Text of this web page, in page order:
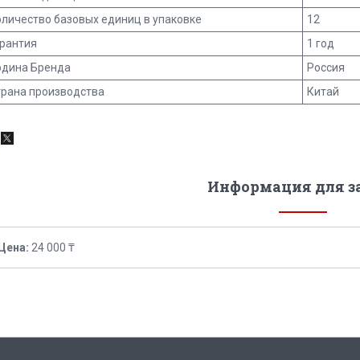
базовых единиц в упаковке
12
1 год
Бренда
Россия
производства
Китай
Информация для
24 000 ₸